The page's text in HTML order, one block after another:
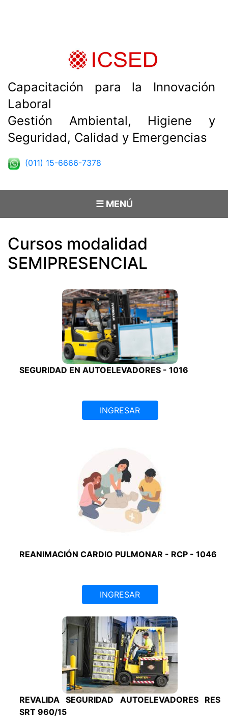
Capacitación para la Innovación
Laboral
Gestión Ambiental, Higiene y
Seguridad, Calidad y Emergencias
(011) 15-6666-7378
☰ MENÚ
Cursos modalidad
SEMIPRESENCIAL
SEGURIDAD EN AUTOELEVADORES - 1016
INGRESAR
REANIMACIÓN CARDIO PULMONAR - RCP - 1046
INGRESAR
REVALIDA SEGURIDAD AUTOELEVADORES RES
SRT 960/15